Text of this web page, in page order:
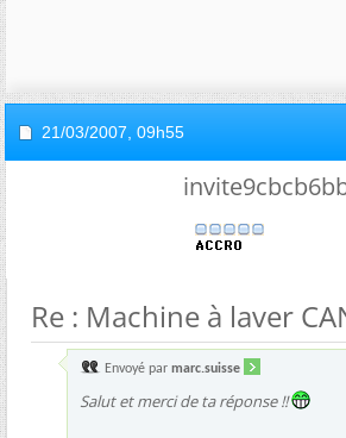
21/03/2007, 09h55
Re : Machine à laver
Envoyé par marc.suisse
Salut et merci de ta réponse !!